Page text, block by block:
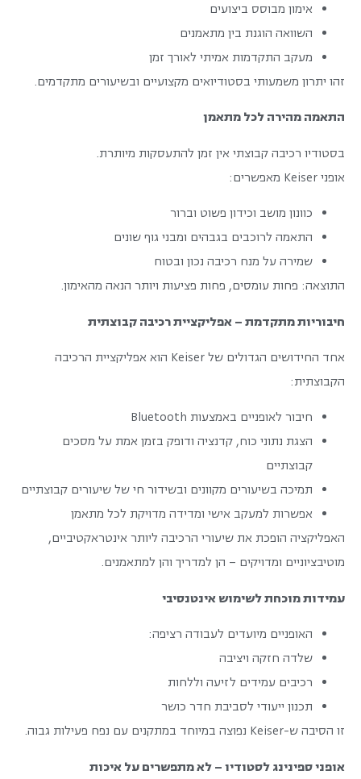
אימון מבוסס ביצועים
השוואה הוגנת בין מתאמנים
מעקב התקדמות אמיתי לאורך זמן
זהו יתרון משמעותי בסטודיואים מקצועיים ובשיעורים מתקדמים.
התאמה מהירה לכל מתאמן
בסטודיו רכיבה קבוצתי אין זמן להתעסקות מיותרת.
אופני Keiser מאפשרים:
כוונון מושב וכידון פשוט וברור
התאמה לרוכבים בגבהים ומבני גוף שונים
שמירה על מנח רכיבה נכון ובטוח
התוצאה: פחות עומסים, פחות פציעות ויותר הנאה מהאימון.
חיבוריות מתקדמת – אפליקציית רכיבה קבוצתית
אחד החידושים הגדולים של Keiser הוא אפליקציית הרכיבה
הקבוצתית:
חיבור לאופניים באמצעות Bluetooth
הצגת נתוני כוח, קדנציה ודופק בזמן אמת על מסכים
קבוצתיים
תמיכה בשיעורים מקוונים ובשידור חי של שיעורים קבוצתיים
אפשרות למעקב אישי ומדידה מדויקת לכל מתאמן
האפליקציה הופכת את שיעורי הרכיבה ליותר אינטראקטיביים,
מוטיבציוניים ומדויקים – הן למדריך והן למתאמנים.
עמידות מוכחת לשימוש אינטנסיבי
האופניים מיועדים לעבודה רציפה:
שלדה חזקה ויציבה
רכיבים עמידים לזיעה וללחות
תכנון ייעודי לסביבת חדר כושר
זו הסיבה ש-Keiser נפוצה במיוחד במתקנים עם נפח פעילות גבוה.
אופני ספינינג לסטודיו – לא מתפשרים על איכות